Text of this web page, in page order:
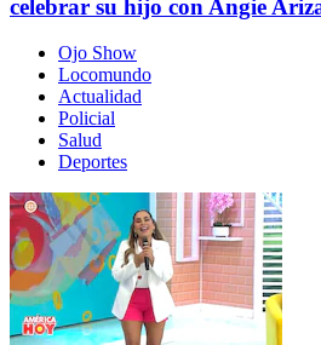
celebrar su hijo con Angie
Ojo Show
Locomundo
Actualidad
Policial
Salud
Deportes